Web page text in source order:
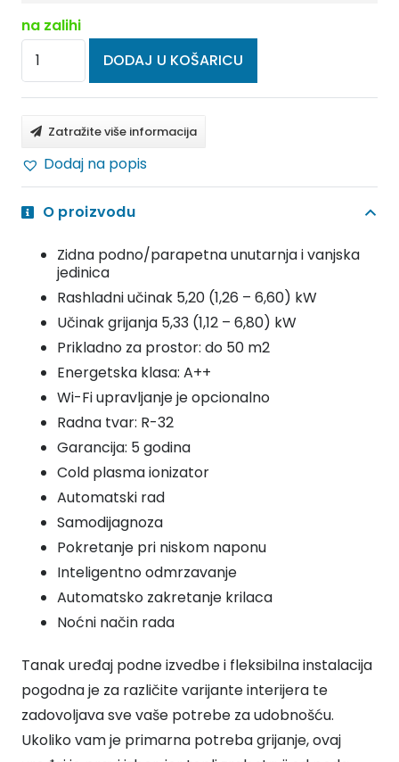
na zalihi
GREE
PODNO
-
PARAPETNI
UREĐAJ
kW
R32
GEH18AAXF-
K6DNA1A
količina
DODAJ U KOŠARICU
Zatražite više informacija
Dodaj na popis
O proizvodu
Zidna podno/parapetna unutarnja i vanjska
jedinica
Rashladni učinak 5,20 (1,26 – 6,60) kW
Učinak grijanja 5,33 (1,12 – 6,80) kW
Prikladno za prostor: do 50 m2
Energetska klasa: A++
Wi-Fi upravljanje je opcionalno
Radna tvar: R-32
Garancija: 5 godina
Cold plasma ionizator
Automatski rad
Samodijagnoza
Pokretanje pri niskom naponu
Inteligentno odmrzavanje
Automatsko zakretanje krilaca
Noćni način rada
Tanak uređaj podne izvedbe i fleksibilna instalacija
pogodna je za različite varijante interijera te
zadovoljava sve vaše potrebe za udobnošću.
Ukoliko vam je primarna potreba grijanje, ovaj